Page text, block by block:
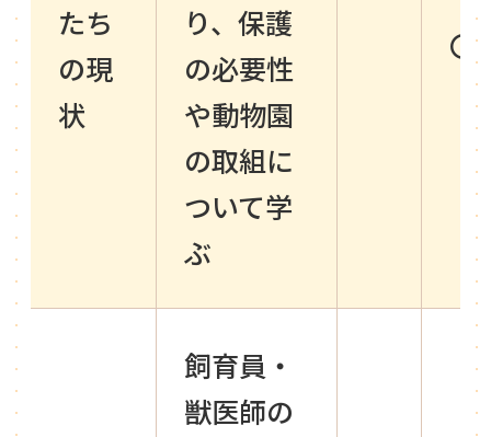
たち
の現
状
り、保護
の必要性
や動物園
の取組に
ついて学
ぶ
〇
飼育員・
獣医師の